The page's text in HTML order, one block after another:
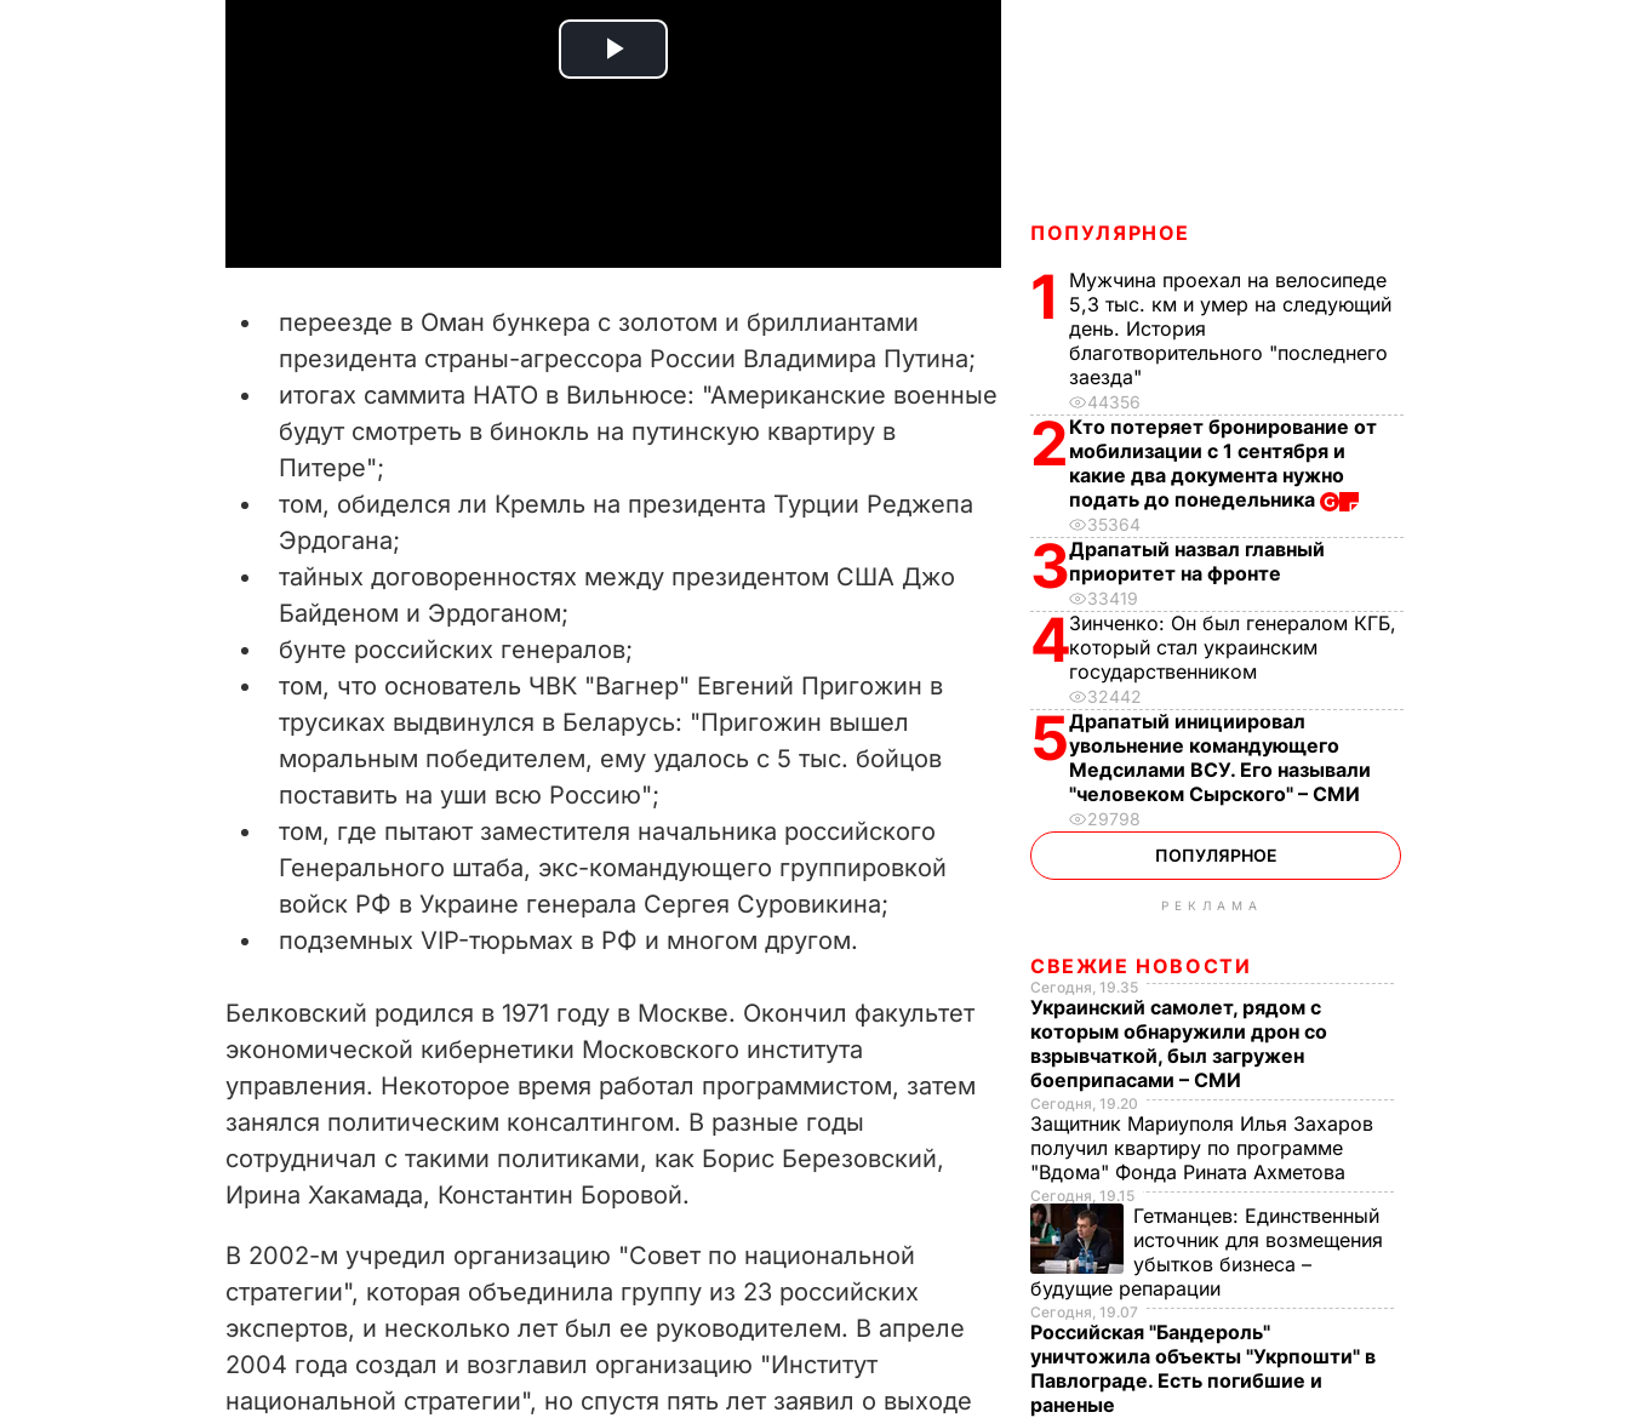
P
i
d
o
переезде в Оман бункера с золотом и бриллиантами
президента страны-агрессора России Владимира Путина;
итогах саммита НАТО в Вильнюсе: "Американские военные
будут смотреть в бинокль на путинскую квартиру в
Питере";
том, обиделся ли Кремль на президента Турции Реджепа
Эрдогана;
тайных договоренностях между президентом США Джо
Байденом и Эрдоганом;
бунте российских генералов;
том, что основатель ЧВК "Вагнер" Евгений Пригожин в
трусиках выдвинулся в Беларусь: "Пригожин вышел
моральным победителем, ему удалось с 5 тыс. бойцов
поставить на уши всю Россию";
том, где пытают заместителя начальника российского
Генерального штаба, экс-командующего группировкой
войск РФ в Украине генерала Сергея Суровикина;
подземных VIP-тюрьмах в РФ и многом другом.
Белковский родился в 1971 году в Москве. Окончил факультет
экономической кибернетики Московского института
управления. Некоторое время работал программистом, затем
занялся политическим консалтингом. В разные годы
сотрудничал с такими политиками, как Борис Березовский,
Ирина Хакамада, Константин Боровой.
В 2002-м учредил организацию "Совет по национальной
стратегии", которая объединила группу из 23 российских
экспертов, и несколько лет был ее руководителем. В апреле
2004 года создал и возглавил организацию "Институт
национальной стратегии", но спустя пять лет заявил о выходе
ПОПУЛЯРНОЕ
1
Мужчина проехал на велосипеде
5,3 тыс. км и умер на следующий
день. История
благотворительного "последнего
заезда"
44356
2 Кто потеряет бронирование от
мобилизации с 1 сентября и
какие два документа нужно
подать до понедельника
35364
3Драпатый назвал главный
приоритет на фронте
33419
4Зинченко: Он был генералом КГБ,
который стал украинским
государственником
32442
5Драпатый инициировал
увольнение командующего
Медсилами ВСУ. Его называли
"человеком Сырского" – СМИ
29798
ПОПУЛЯРНОЕ
РЕКЛАМА
СВЕЖИЕ НОВОСТИ
Сегодня, 19.35
Украинский самолет, рядом с
которым обнаружили дрон со
взрывчаткой, был загружен
боеприпасами – СМИ
Сегодня, 19.20
Защитник Мариуполя Илья Захаров
получил квартиру по программе
"Вдома" Фонда Рината Ахметова
Сегодня, 19.15
Гетманцев: Единственный
источник для возмещения
убытков бизнеса –
будущие репарации
Сегодня, 19.07
Российская "Бандероль"
уничтожила объекты "Укрпошти" в
Павлограде. Есть погибшие и
раненые